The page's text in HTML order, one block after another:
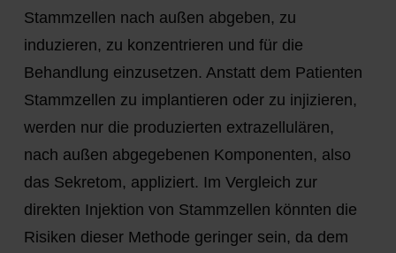
Stammzellen nach außen abgeben, zu
induzieren, zu konzentrieren und für die
Behandlung einzusetzen. Anstatt dem Patienten
Stammzellen zu implantieren oder zu injizieren,
werden nur die produzierten extrazellulären,
nach außen abgegebenen Komponenten, also
das Sekretom, appliziert. Im Vergleich zur
direkten Injektion von Stammzellen könnten die
Risiken dieser Methode geringer sein, da dem